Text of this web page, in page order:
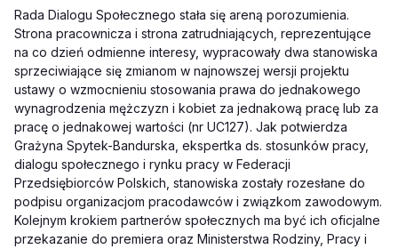
Rada Dialogu Społecznego stała się areną porozumienia.
Strona pracownicza i strona zatrudniających, reprezentujące
na co dzień odmienne interesy, wypracowały dwa stanowiska
sprzeciwiające się zmianom w najnowszej wersji projektu
ustawy o wzmocnieniu stosowania prawa do jednakowego
wynagrodzenia mężczyzn i kobiet za jednakową pracę lub za
pracę o jednakowej wartości (nr UC127). Jak potwierdza
Grażyna Spytek-Bandurska, ekspertka ds. stosunków pracy,
dialogu społecznego i rynku pracy w Federacji
Przedsiębiorców Polskich, stanowiska zostały rozesłane do
podpisu organizacjom pracodawców i związkom zawodowym.
Kolejnym krokiem partnerów społecznych ma być ich oficjalne
przekazanie do premiera oraz Ministerstwa Rodziny, Pracy i